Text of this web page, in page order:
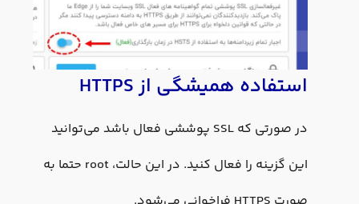
استفاده همیشگی از HTTPS
در صورتی که SSL پوششی فعال باشد می‌توانید
این گزینه را فعال کنید. در این حالت، root حتما به